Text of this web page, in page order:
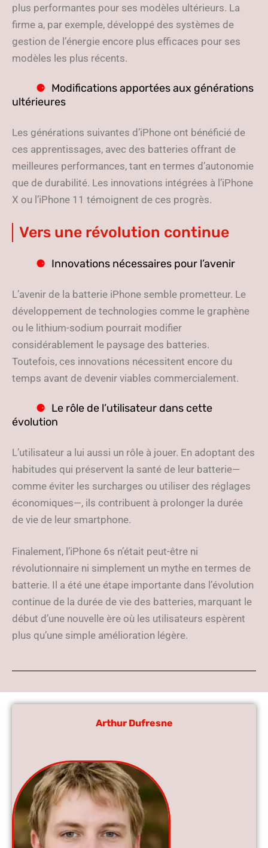
plus performantes pour ses modèles ultérieurs. La
firme a, par exemple, développé des systèmes de
gestion de l’énergie encore plus efficaces pour ses
modèles les plus récents.
Modifications apportées aux générations
ultérieures
Les générations suivantes d’iPhone ont bénéficié de
ces apprentissages, avec des batteries offrant de
meilleures performances, tant en termes d’autonomie
que de durabilité. Les innovations intégrées à l’iPhone
X ou l’iPhone 11 témoignent de ces progrès.
Vers une révolution continue
Innovations nécessaires pour l’avenir
L’avenir de la batterie iPhone semble prometteur. Le
développement de technologies comme le graphène
ou le lithium-sodium pourrait modifier
considérablement le paysage des batteries.
Toutefois, ces innovations nécessitent encore du
temps avant de devenir viables commercialement.
Le rôle de l’utilisateur dans cette
évolution
L’utilisateur a lui aussi un rôle à jouer. En adoptant des
habitudes qui préservent la santé de leur batterie—
comme éviter les surcharges ou utiliser des réglages
économiques—, ils contribuent à prolonger la durée
de vie de leur smartphone.
Finalement, l’iPhone 6s n’était peut-être ni
révolutionnaire ni simplement un mythe en termes de
batterie. Il a été une étape importante dans l’évolution
continue de la durée de vie des batteries, marquant le
début d’une nouvelle ère où les utilisateurs espèrent
plus qu’une simple amélioration légère.
Arthur Dufresne